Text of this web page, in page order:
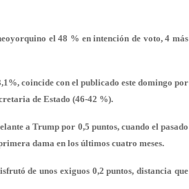
el 48 % en intención de voto, 4 más
coincide con el publicado este domingo por
de Estado (46-42 %).
a Trump por 0,5 puntos, cuando el pasado
dama en los últimos cuatro meses.
de unos exiguos 0,2 puntos, distancia que